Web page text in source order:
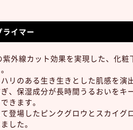
ライマー
外線カット効果を実現した、化粧
リのある生き生きとした肌感を演
、保湿成分が長時間うるおいをキ
きます。
登場したピンクグロウとスカイグ
した。